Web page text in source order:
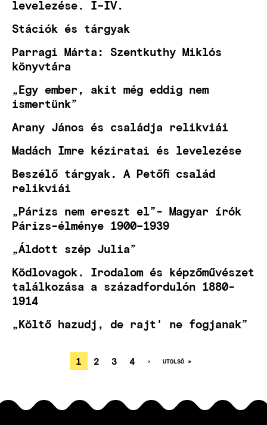
levelezése. I–IV.
Stációk és tárgyak
Parragi Márta: Szentkuthy Miklós
könyvtára
„Egy ember, akit még eddig nem
ismertünk”
Arany János és családja relikviái
Madách Imre kéziratai és levelezése
Beszélő tárgyak. A Petőfi család
relikviái
„Párizs nem ereszt el”- Magyar írók
Párizs-élménye 1900–1939
„Áldott szép Julia”
Ködlovagok. Irodalom és képzőművészet
találkozása a századfordulón 1880-
1914
„Költő hazudj, de rajt' ne fogjanak”
OLDALSZÁMOZÁS
JELENLEGI
OLDAL
1 OLDAL
2 OLDAL
3 OLDAL
4
KÖVETKEZŐ
›
UTOLSÓ
UTOLSÓ »